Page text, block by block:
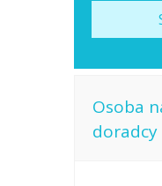
Osoba